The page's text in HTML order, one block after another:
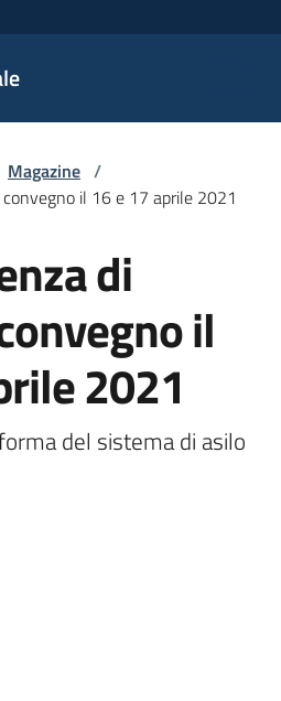
Magazine /
il 16 e 17 aprile 2021
di
il
2021
del sistema di asilo